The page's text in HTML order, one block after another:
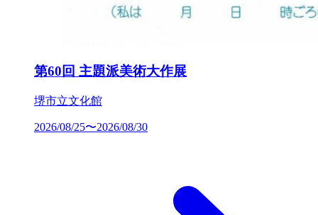
第60回 主題派美術大作展
堺市立文化館
2026/08/25〜2026/08/30